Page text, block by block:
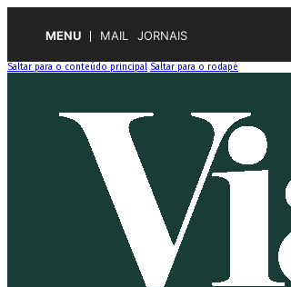
MENU MAIL JORNAIS
Saltar para o conteúdo principal Saltar para o rodapé